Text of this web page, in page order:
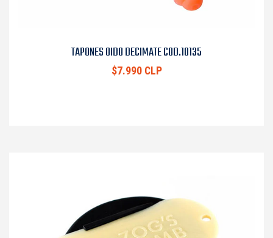
TAPONES OIDO DECIMATE COD.10135
$7.990 CLP